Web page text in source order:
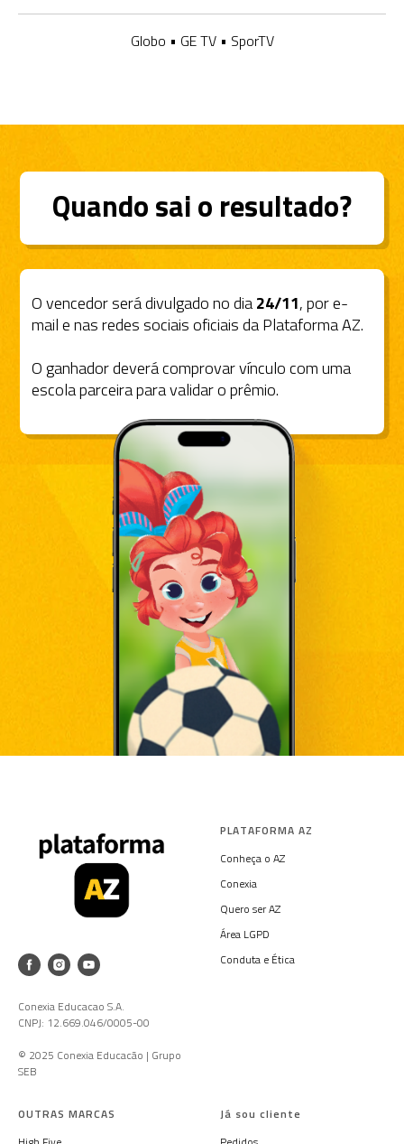
Globo • GE TV • SporTV
Conexia Educacao S.A.
CNPJ: 12.669.046/0005-00
© 2025 Conexia Educacão | Grupo
SEB
PLATAFORMA AZ
Conheça o AZ
Conexia
Quero ser AZ
Área LGPD
Conduta e Ética
OUTRAS MARCAS
Já sou cliente